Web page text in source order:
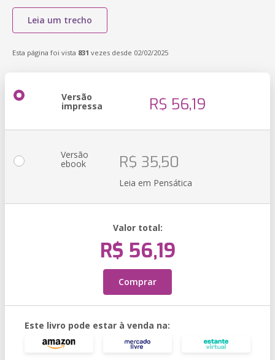
Leia um trecho
Esta página foi vista 831 vezes desde 02/02/2025
Versão
impressa R$ 56,19
Versão
ebook R$ 35,50
Leia em Pensática
Valor total:
R$ 56,19
Comprar
Este livro pode estar à venda na: